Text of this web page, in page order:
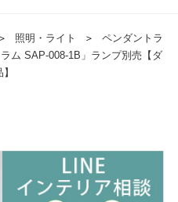
＞ 照明・ライト ＞
ペンダントラ
ム SAP-008-1B」ランプ別売【ダ